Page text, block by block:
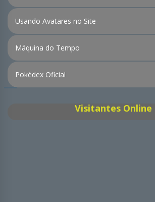
Usando Avatares no Site
Máquina do Tempo
Pokédex Oficial
Visitantes Online